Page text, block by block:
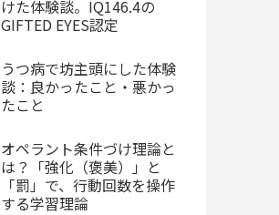
けた体験談。IQ146.4の
GIFTED EYES認定
うつ病で坊主頭にした体験
談：良かったこと・悪かっ
たこと
オペラント条件づけ理論と
は？「強化（褒美）」と
「罰」で、行動回数を操作
する学習理論